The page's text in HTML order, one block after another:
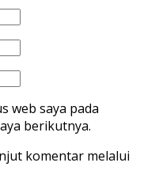
web saya pada
berikutnya.
komentar melalui